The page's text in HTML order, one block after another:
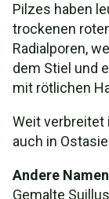
Pilzes haben
trockenen
Radialporen,
dem Stiel und
mit rötlichen
Weit verbreitet
auch in
Andere
Gemalte